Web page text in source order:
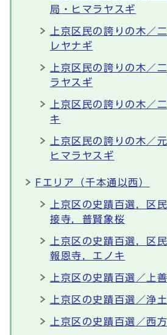
局・ヒマラヤスギ
上京区民の誇りの木／
レヤナギ
上京区民の誇りの木／
ラヤスギ
上京区民の誇りの木／
キ
上京区民の誇りの木／
ヒマラヤスギ
Fエリア（千本通以西）
上京区の史蹟百選，区
接寺，普賢象桜
上京区の史蹟百選，区
報恩寺，エノキ
上京区の史蹟百選／上
上京区の史蹟百選／浄
上京区の史蹟百選／西